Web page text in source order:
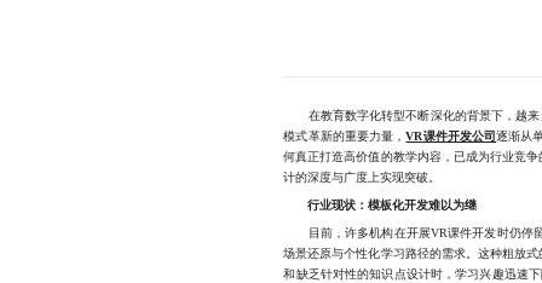
在教育数字化转型不断深化的背景下，越来
模式革新的重要力量，VR课件开发公司逐渐从
何真正打造高价值的教学内容，已成为行业竞
计的深度与广度上实现突破。
行业现状：模板化开发难以为继
目前，许多机构在开展VR课件开发时仍停留
场景还原与个性化学习路径的需求。这种粗放
和缺乏针对性的知识点设计时，学习兴趣迅速